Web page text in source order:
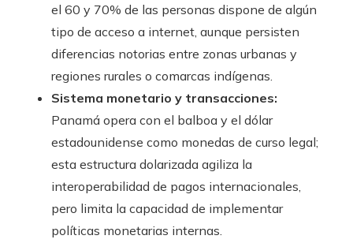
el 60 y 70% de las personas dispone de algún
tipo de acceso a internet, aunque persisten
diferencias notorias entre zonas urbanas y
regiones rurales o comarcas indígenas.
Sistema monetario y transacciones:
Panamá opera con el balboa y el dólar
estadounidense como monedas de curso legal;
esta estructura dolarizada agiliza la
interoperabilidad de pagos internacionales,
pero limita la capacidad de implementar
políticas monetarias internas.